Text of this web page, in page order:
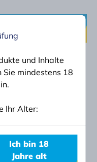
und Inhalte
Sie mindestens 18
Ihr Alter:
Ich bin 18
Jahre alt